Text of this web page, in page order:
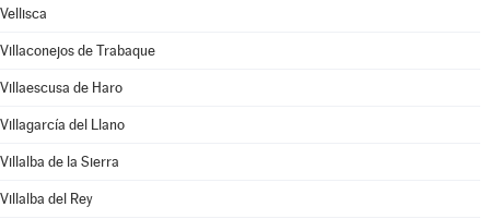
Vellisca
Villaconejos de Trabaque
Villaescusa de Haro
Villagarcía del Llano
Villalba de la Sierra
Villalba del Rey